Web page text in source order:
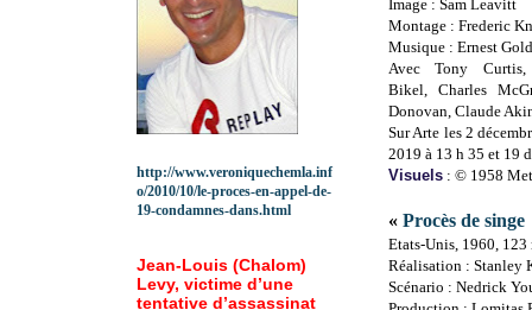
Image : Sam Leavitt
Montage : Frederic
Musique : Ernest Gold
AvecTony
Bikel, Charles
Donovan, Claude
Sur Arte les 2
2019 à 13 h 35 et 19
Visuels : © 1958
« Procès de singe
Etats-Unis, 1960, 123
Réalisation : Stanley
Scénario : Nedrick
http://www.veroniquechemla.inf
o/2010/10/le-proces-en-appel-de-
19-condamnes-dans.html
Jean-Louis (Chalom)
Levy, victime d’une
tentative d’assassinat